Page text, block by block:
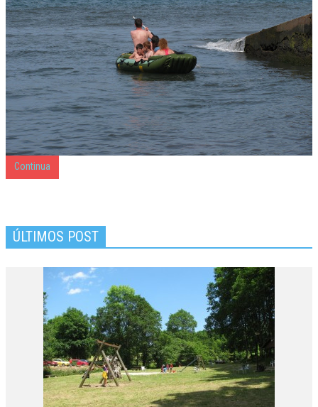
Continua
ÚLTIMOS POST